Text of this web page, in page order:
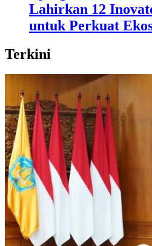
Lahirkan 12
untuk Perkuat
Terkini